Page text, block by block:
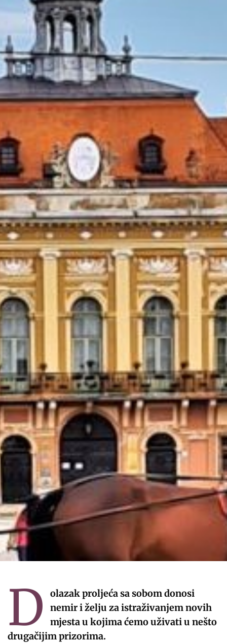
D
olazak proljeća sa sobom donosi
nemir i želju za istraživanjem novih
mjesta u kojima ćemo uživati u nešto
drugačijim prizorima.